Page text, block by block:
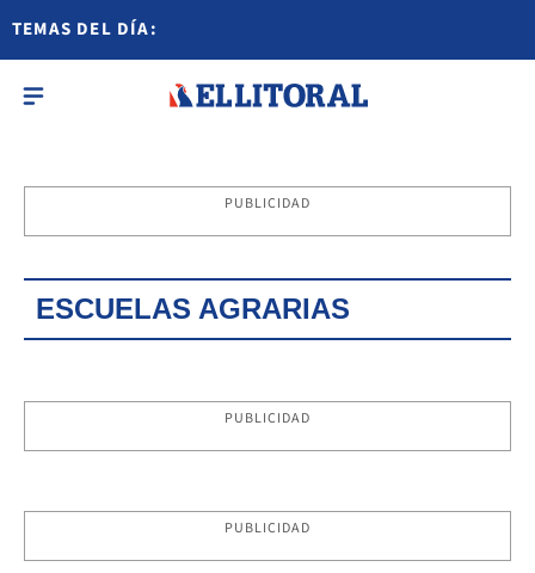
TEMAS DEL DÍA:
PUBLICIDAD
ESCUELAS AGRARIAS
PUBLICIDAD
PUBLICIDAD